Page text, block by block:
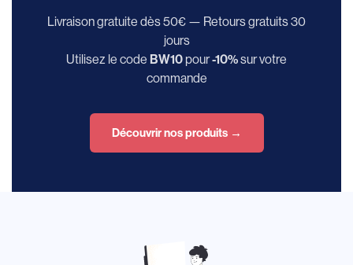
Livraison gratuite dès 50€ — Retours gratuits 30
jours
Utilisez le code BW10pour-10%sur votre
commande
Découvrir nos produits →